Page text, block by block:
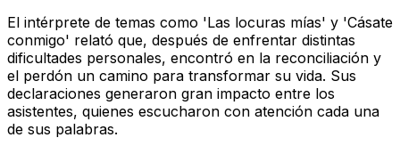
El intérprete de temas como 'Las locuras mías' y 'Cásate
conmigo' relató que, después de enfrentar distintas
dificultades personales, encontró en la reconciliación y
el perdón un camino para transformar su vida. Sus
declaraciones generaron gran impacto entre los
asistentes, quienes escucharon con atención cada una
de sus palabras.